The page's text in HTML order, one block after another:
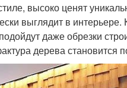
высоко ценят
выглядит в интерьере.
даже обрезки
дерева становится